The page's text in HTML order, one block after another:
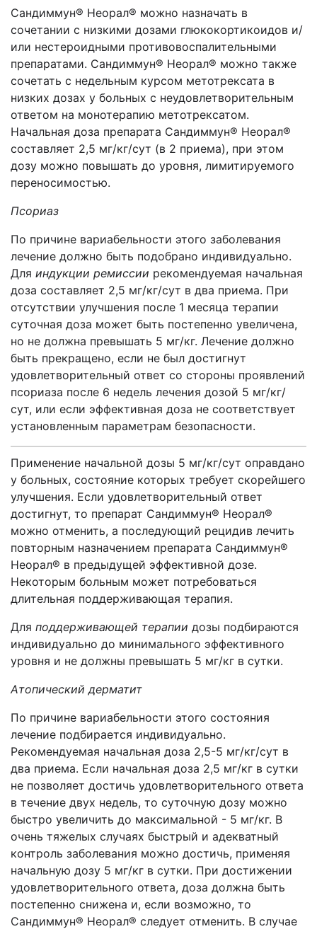
Сандиммун® Неорал® можно назначать в
сочетании с низкими дозами глюкокортикоидов и/
или нестероидными противовоспалительными
препаратами. Сандиммун® Неорал® можно также
сочетать с недельным курсом метотрексата в
низких дозах у больных с неудовлетворительным
ответом на монотерапию метотрексатом.
Начальная доза препарата Сандиммун® Неорал®
составляет 2,5 мг/кг/сут (в 2 приема), при этом
дозу можно повышать до уровня, лимитируемого
переносимостью.
Псориаз
По причине вариабельности этого заболевания
лечение должно быть подобрано индивидуально.
Для индукции ремиссии рекомендуемая начальная
доза составляет 2,5 мг/кг/сут в два приема. При
отсутствии улучшения после 1 месяца терапии
суточная доза может быть постепенно увеличена,
но не должна превышать 5 мг/кг. Лечение должно
быть прекращено, если не был достигнут
удовлетворительный ответ со стороны проявлений
псориаза после 6 недель лечения дозой 5 мг/кг/
сут, или если эффективная доза не соответствует
установленным параметрам безопасности.
Применение начальной дозы 5 мг/кг/сут оправдано
у больных, состояние которых требует скорейшего
улучшения. Если удовлетворительный ответ
достигнут, то препарат Сандиммун® Неорал®
можно отменить, а последующий рецидив лечить
повторным назначением препарата Сандиммун®
Неорал® в предыдущей эффективной дозе.
Некоторым больным может потребоваться
длительная поддерживающая терапия.
Для поддерживающей терапии дозы подбираются
индивидуально до минимального эффективного
уровня и не должны превышать 5 мг/кг в сутки.
Атопический дерматит
По причине вариабельности этого состояния
лечение подбирается индивидуально.
Рекомендуемая начальная доза 2,5-5 мг/кг/сут в
два приема. Если начальная доза 2,5 мг/кг в сутки
не позволяет достичь удовлетворительного ответа
в течение двух недель, то суточную дозу можно
быстро увеличить до максимальной - 5 мг/кг. В
очень тяжелых случаях быстрый и адекватный
контроль заболевания можно достичь, применяя
начальную дозу 5 мг/кг в сутки. При достижении
удовлетворительного ответа, доза должна быть
постепенно снижена и, если возможно, то
Сандиммун® Неорал® следует отменить. В случае